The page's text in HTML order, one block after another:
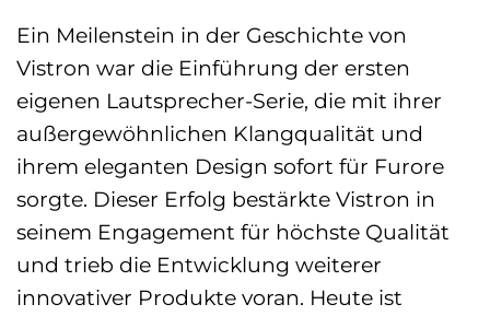
Ein Meilenstein in der Geschichte von
Vistron war die Einführung der ersten
eigenen Lautsprecher-Serie, die mit ihrer
außergewöhnlichen Klangqualität und
ihrem eleganten Design sofort für Furore
sorgte. Dieser Erfolg bestärkte Vistron in
seinem Engagement für höchste Qualität
und trieb die Entwicklung weiterer
innovativer Produkte voran. Heute ist